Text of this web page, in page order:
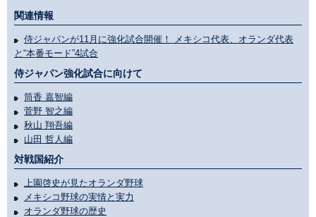
関連情報
侍ジャパンが11月に強化試合開催！ メキシコ代表、オランダ代表
と“本番モード”4試合
侍ジャパン強化試合に向けて
筒香 嘉智編
菅野 智之編
秋山 翔吾編
山田 哲人編
対戦国紹介
上園啓史が見たオランダ野球
メキシコ野球の実情と実力
オランダ野球の歴史